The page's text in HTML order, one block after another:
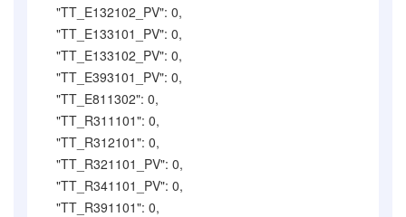
"TT_E132102_PV": 0,
"TT_E133101_PV": 0,
"TT_E133102_PV": 0,
"TT_E393101_PV": 0,
"TT_E811302": 0,
"TT_R311101": 0,
"TT_R312101": 0,
"TT_R321101_PV": 0,
"TT_R341101_PV": 0,
"TT_R391101": 0,